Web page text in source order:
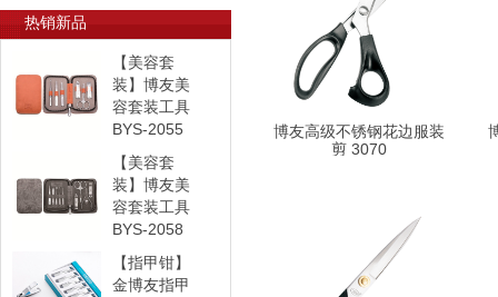
热销新品
【美容套
装】博友美
容套装工具
BYS-2055
【美容套
装】博友美
容套装工具
BYS-2058
【指甲钳】
金博友指甲
博友高级不锈钢花边服装
剪 3070